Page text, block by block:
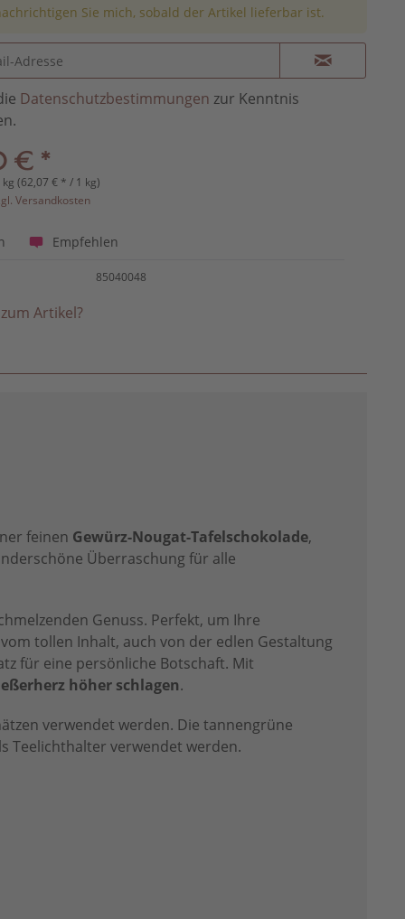
Sie mich, sobald der Artikel lieferbar ist.
Datenschutzbestimmungen zur Kenntnis
€ *
(62,07 € * / 1 kg)
Versandkosten
Empfehlen
85040048
Artikel?
feinen Gewürz-Nougat-Tafelschokolade,
Überraschung für alle
Genuss. Perfekt, um Ihre
tollen Inhalt, auch von der edlen Gestaltung
für eine persönliche Botschaft. Mit
höher schlagen.
verwendet werden. Die tannengrüne
Teelichthalter verwendet werden.